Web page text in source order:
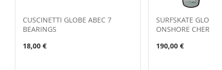
CUSCINETTI GLOBE ABEC 7
BEARINGS
18,00 €
SURFSKATE GLOBE
ONSHORE CHERRY
190,00 €